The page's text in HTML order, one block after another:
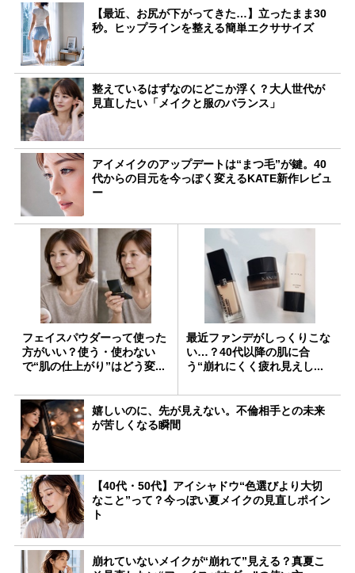
【最近、お尻が下がってきた…】立ったまま30
秒。ヒップラインを整える簡単エクササイズ
整えているはずなのにどこか浮く？大人世代が
見直したい「メイクと服のバランス」
アイメイクのアップデートは“まつ毛”が鍵。40
代からの目元を今っぽく変えるKATE新作レビュ
ー
フェイスパウダーって使った
方がいい？使う・使わない
で“肌の仕上がり”はどう変...
最近ファンデがしっくりこな
い…？40代以降の肌に合
う“崩れにくく疲れ見えし...
嬉しいのに、先が見えない。不倫相手との未来
が苦しくなる瞬間
【40代・50代】アイシャドウ“色選びより大切
なこと”って？今っぽい夏メイクの見直しポイン
ト
崩れていないメイクが“崩れて”見える？真夏こ